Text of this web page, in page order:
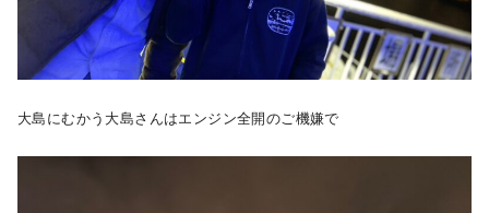
大島にむかう大島さんはエンジン全開のご機嫌で